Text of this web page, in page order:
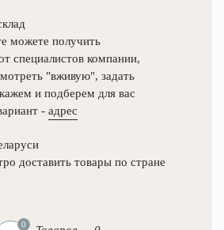
Колеса
боковым тормозом
Колеса
можете получить
специалистов компании,
"вживую", задать
и подберем для вас
- адрес
доставить товары по стране
0